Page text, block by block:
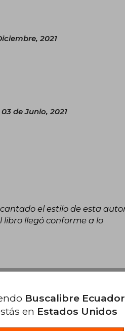
2021
de Junio, 2021
el estilo de esta
libro llegó conforme a lo
Buscalibre Ecuador
en Estados Unidos